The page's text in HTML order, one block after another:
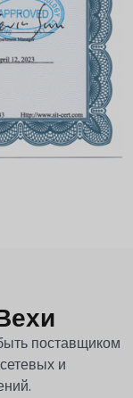
поставщиком
и